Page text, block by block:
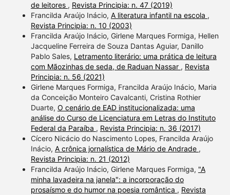
de leitores , Revista Principia: n. 47 (2019)
Francilda Araújo Inácio, A literatura infantil na escola ,
Revista Principia: n. 10 (2003)
Francilda Araújo Inácio, Girlene Marques Formiga, Hellen
Jacqueline Ferreira de Souza Dantas Aguiar, Danillo
Pablo Sales, Letramento literário: uma prática de leitura
com Mãozinhas de seda, de Raduan Nassar , Revista
Principia: n. 56 (2021)
Girlene Marques Formiga, Francilda Araújo Inácio, Maria
da Conceição Monteiro Cavalcanti, Cristina Rothier
Duarte, O cenário de EAD institucionalizada: uma
análise do Curso de Licenciatura em Letras do Instituto
Federal da Paraíba , Revista Principia: n. 36 (2017)
Cícero Nicácio do Nascimento Lopes, Francilda Araújo
Inácio, A crônica jornalística de Mário de Andrade ,
Revista Principia: n. 21 (2012)
Francilda Araújo Inácio, Girlene Marques Formiga, "A
minha lavadeira na janela": a incorporação do
prosaísmo e do humor na poesia romântica , Revista